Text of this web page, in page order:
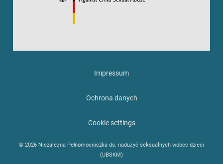
Impressum
Ochrona danych
Cookie settings
© 2026 Niezależna Pełnomocniczka ds. nadużyć seksualnych wobec dzieci
(UBSKM)